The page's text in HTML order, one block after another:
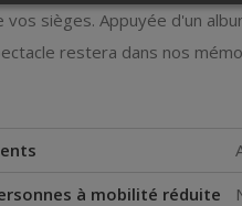
vos sièges. Appuyée d'un
restera dans nos
à mobilité réduite